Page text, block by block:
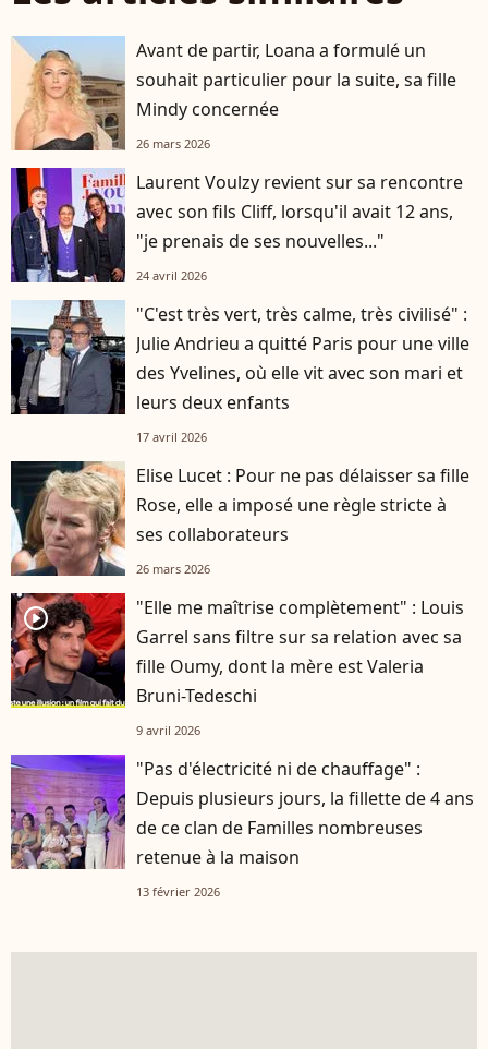
Avant de partir, Loana a formulé un
souhait particulier pour la suite, sa fille
Mindy concernée
26 mars 2026
Laurent Voulzy revient sur sa rencontre
avec son fils Cliff, lorsqu'il avait 12 ans,
"je prenais de ses nouvelles..."
24 avril 2026
"C'est très vert, très calme, très civilisé" :
Julie Andrieu a quitté Paris pour une ville
des Yvelines, où elle vit avec son mari et
leurs deux enfants
17 avril 2026
Elise Lucet : Pour ne pas délaisser sa fille
Rose, elle a imposé une règle stricte à
ses collaborateurs
26 mars 2026
player2
"Elle me maîtrise complètement" : Louis
Garrel sans filtre sur sa relation avec sa
fille Oumy, dont la mère est Valeria
Bruni-Tedeschi
9 avril 2026
"Pas d'électricité ni de chauffage" :
Depuis plusieurs jours, la fillette de 4 ans
de ce clan de Familles nombreuses
retenue à la maison
13 février 2026